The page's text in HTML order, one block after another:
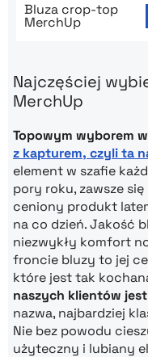
Bluza crop-top
MerchUp
Najczęściej
MerchUp
Topowym wyborem
z kapturem, czyli ta
element w szafie
pory roku, zawsze
ceniony produkt
na co dzień. Jakość
niezwykły komfort
froncie bluzy to jej
które jest tak
naszych klientów jest
nazwa, najbardziej
Nie bez powodu
użyteczny i lubiany